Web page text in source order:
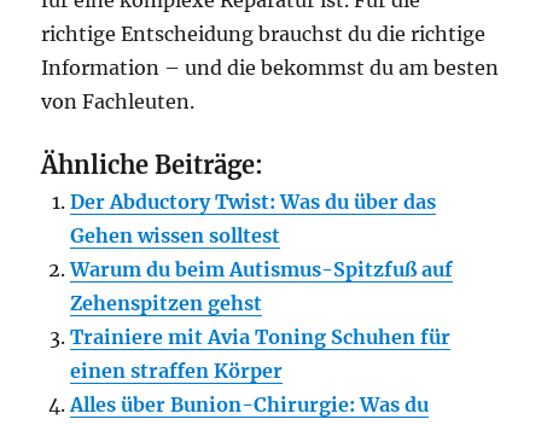
richtige Entscheidung brauchst du die richtige
Information – und die bekommst du am besten
von Fachleuten.
Ähnliche Beiträge:
Der Abductory Twist: Was du über das
Gehen wissen solltest
Warum du beim Autismus-Spitzfuß auf
Zehenspitzen gehst
Trainiere mit Avia Toning Schuhen für
einen straffen Körper
Alles über Bunion-Chirurgie: Was du